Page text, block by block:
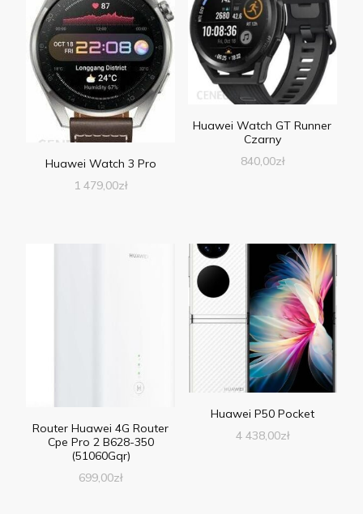
Huawei Watch 3 Pro
1 479,00zł
Huawei Watch GT Runner
Czarny
840,00zł
Router Huawei 4G Router
Cpe Pro 2 B628-350
(51060Gqr)
699,00zł
Huawei P50 Pocket
4 438,00zł